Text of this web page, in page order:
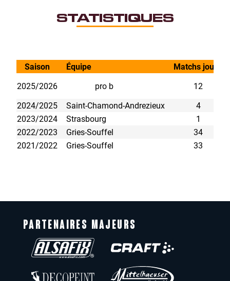
STATISTIQUES
Saison Équipe
Matchs joués
2025/2026
pro b
12
2024/2025
Saint-Chamond-Andrezieux
4
2023/2024
Strasbourg
1
2022/2023
Gries-Souffel
34
2021/2022
Gries-Souffel 33
PARTENAIRES MAJEURS